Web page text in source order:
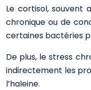
Le cortisol, souvent
chronique ou de
certaines bactéries
De plus, le stress
indirectement les
l’haleine.